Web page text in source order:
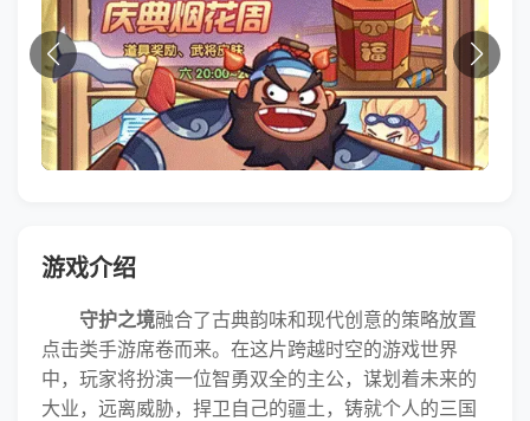
游戏介绍
守护之境融合了古典韵味和现代创意的策略放置
点击类手游席卷而来。在这片跨越时空的游戏世界
中，玩家将扮演一位智勇双全的主公，谋划着未来的
大业，远离威胁，捍卫自己的疆土，铸就个人的三国